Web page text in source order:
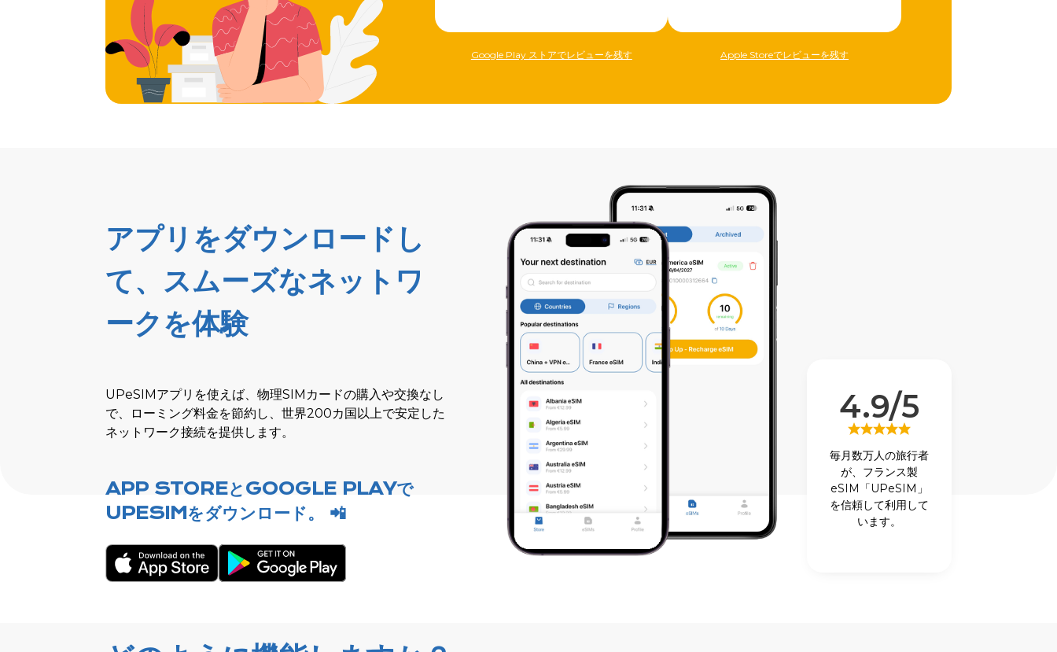
Google Play ストアでレビューを残す Apple Storeでレビューを残す
アプリをダウンロードし
て、スムーズなネットワ
ークを体験
UPeSIMアプリを使えば、物理SIMカードの購入や交換なし
で、ローミング料金を節約し、世界200カ国以上で安定した
ネットワーク接続を提供します。
APP STOREとGOOGLE PLAYで
UPESIMをダウンロード。 📲
4.9/5
毎月数万人の旅行者
が、フランス製
eSIM「UPeSIM」
を信頼して利用して
います。